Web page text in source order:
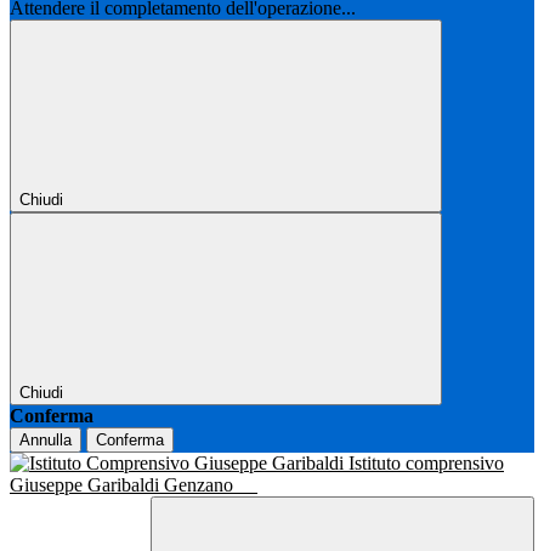
Attendere il completamento dell'operazione...
Chiudi
Chiudi
Conferma
Annulla Conferma
Istituto comprensivo
Giuseppe Garibaldi Genzano